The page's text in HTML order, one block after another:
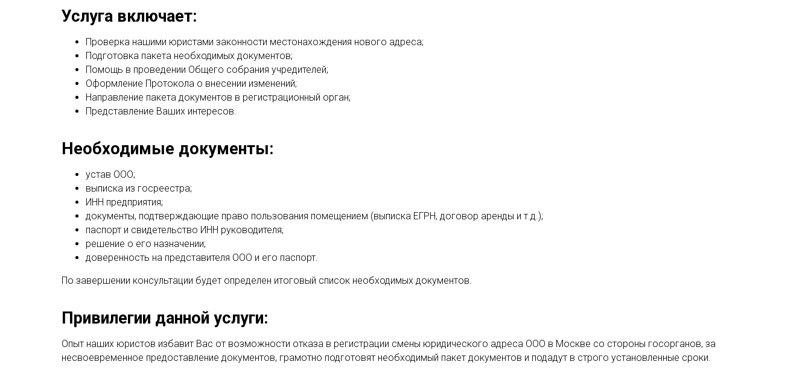
Услуга включает:
Проверка нашими юристами законности местонахождения нового адреса;
Подготовка пакета необходимых документов;
Помощь в проведении Общего собрания учредителей;
Оформление Протокола о внесении изменений;
Направление пакета документов в регистрационный орган;
Представление Ваших интересов.
Необходимые документы:
устав ООО;
выписка из госреестра;
ИНН предприятия;
документы, подтверждающие право пользования помещением (выписка ЕГРН, договор аренды и т.д.);
паспорт и свидетельство ИНН руководителя;
решение о его назначении;
доверенность на представителя ООО и его паспорт.
По завершении консультации будет определен итоговый список необходимых документов.
Привилегии данной услуги:
Опыт наших юристов избавит Вас от возможности отказа в регистрации смены юридического адреса ООО в Москве со стороны госорганов, за
несвоевременное предоставление документов, грамотно подготовят необходимый пакет документов и подадут в строго установленные сроки.